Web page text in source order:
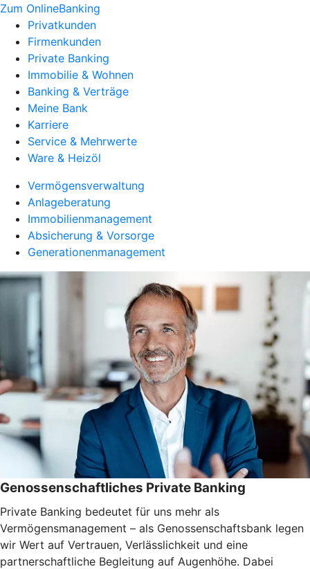
Zum OnlineBanking
Privatkunden
Firmenkunden
Private Banking
Immobilie & Wohnen
Banking & Verträge
Meine Bank
Karriere
Service & Mehrwerte
Ware & Heizöl
Vermögensverwaltung
Anlageberatung
Immobilienmanagement
Absicherung & Vorsorge
Generationenmanagement
Genossenschaftliches Private Banking
Private Banking bedeutet für uns mehr als
Vermögensmanagement – als Genossenschaftsbank legen
wir Wert auf Vertrauen, Verlässlichkeit und eine
partnerschaftliche Begleitung auf Augenhöhe. Dabei